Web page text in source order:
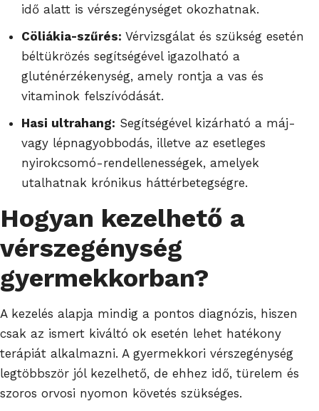
idő alatt is vérszegénységet okozhatnak.
Cöliákia-szűrés: Vérvizsgálat és szükség esetén
béltükrözés segítségével igazolható a
gluténérzékenység, amely rontja a vas és
vitaminok felszívódását.
Hasi ultrahang: Segítségével kizárható a máj-
vagy lépnagyobbodás, illetve az esetleges
nyirokcsomó-rendellenességek, amelyek
utalhatnak krónikus háttérbetegségre.
Hogyan kezelhető a
vérszegénység
gyermekkorban?
A kezelés alapja mindig a pontos diagnózis, hiszen
csak az ismert kiváltó ok esetén lehet hatékony
terápiát alkalmazni. A gyermekkori vérszegénység
legtöbbször jól kezelhető, de ehhez idő, türelem és
szoros orvosi nyomon követés szükséges.